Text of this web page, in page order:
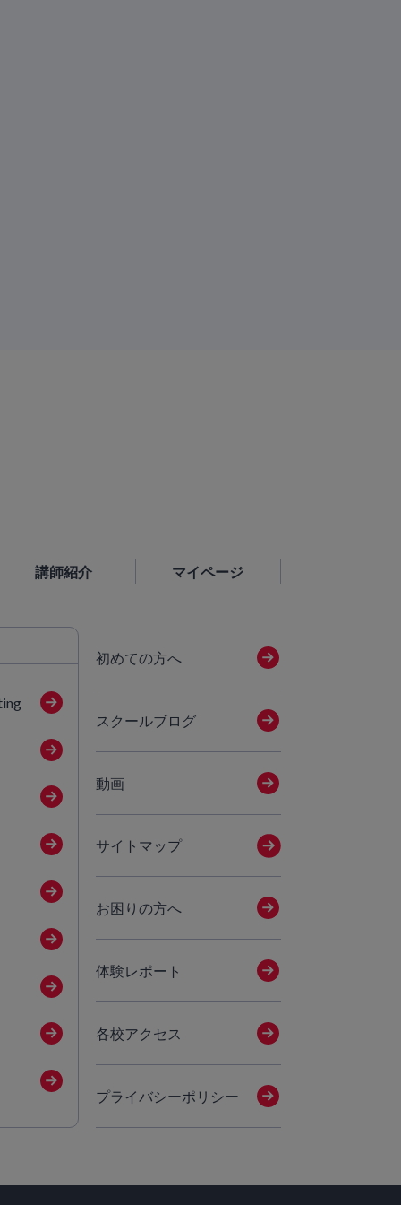
講師紹介 マイページ
初めての方へ
スクールブログ
動画
サイトマップ
お困りの方へ
体験レポート
各校アクセス
プライバシーポリシー